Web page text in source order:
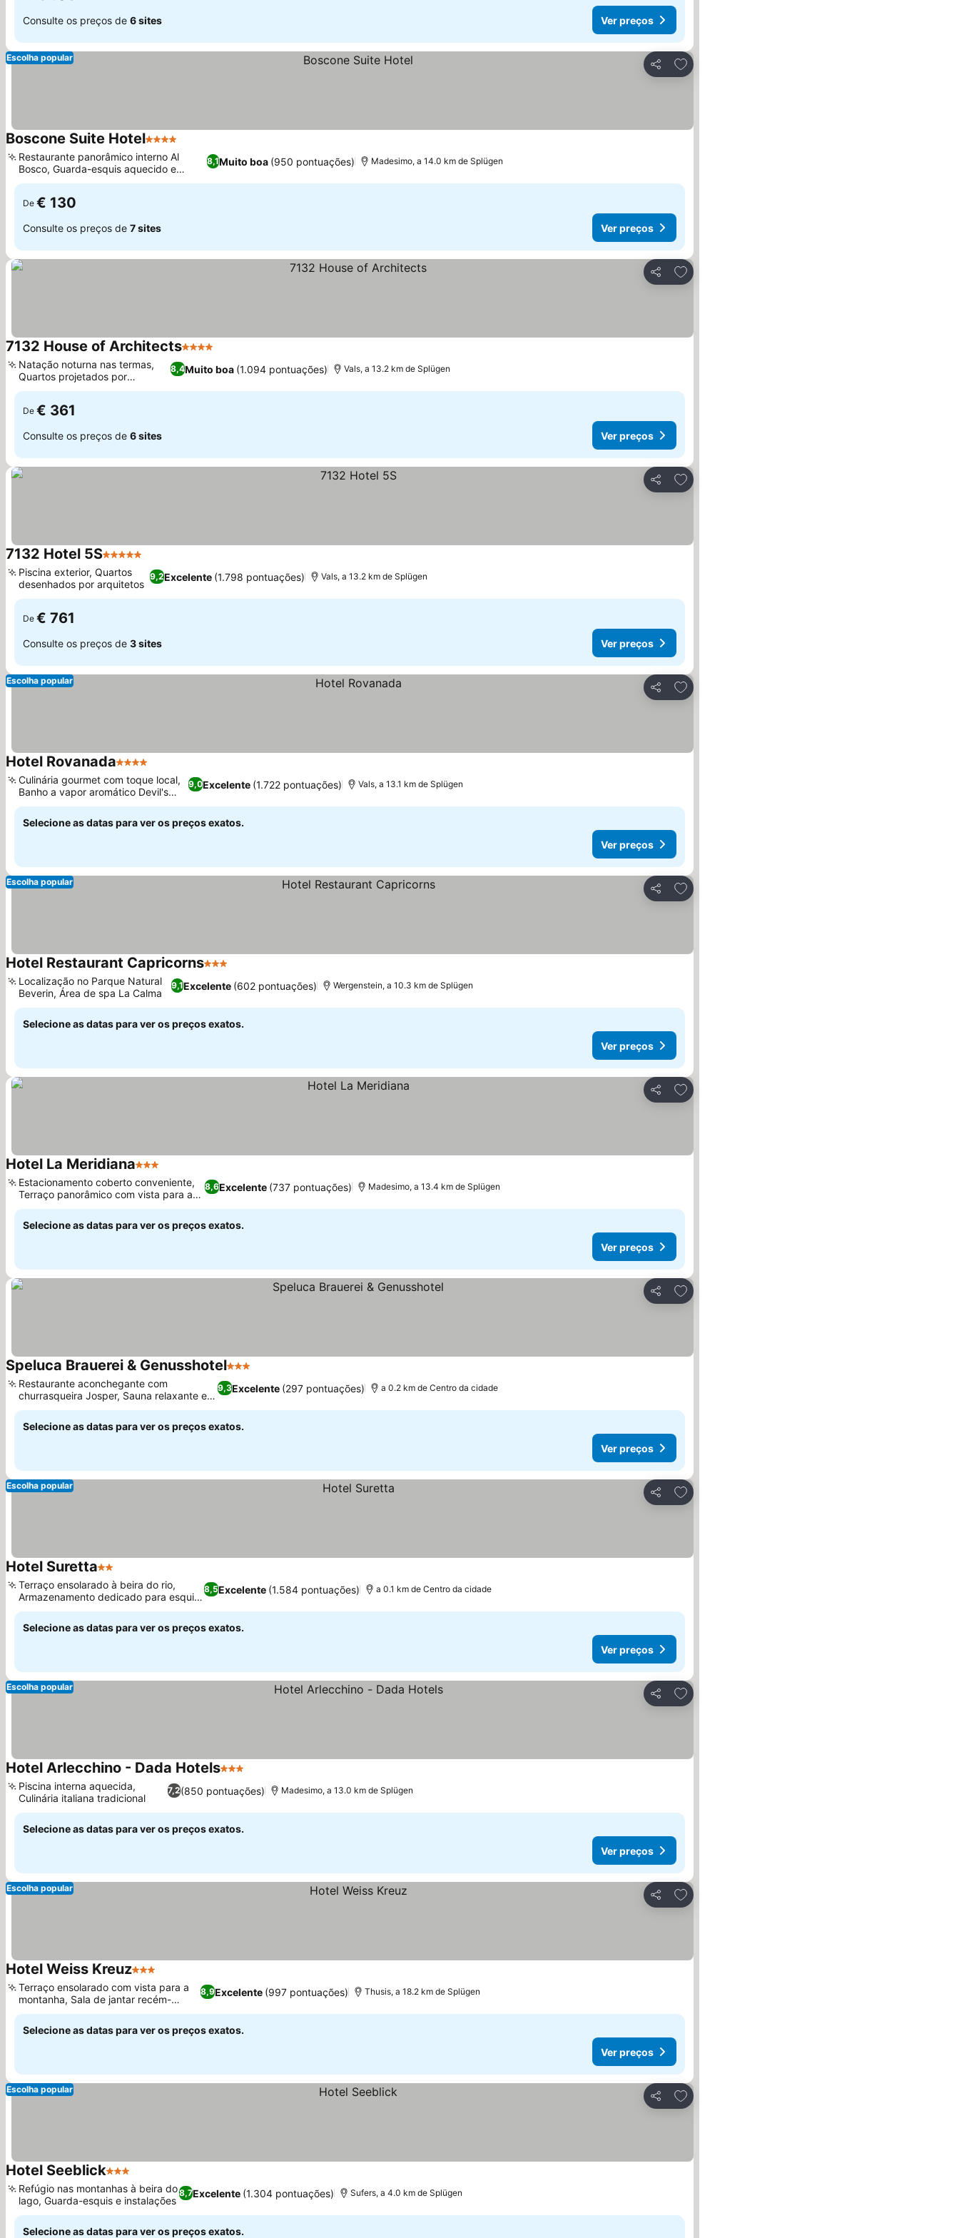
Consulte os preços de 6 sites Ver preços
Partilhar
Adicionar aos favoritos
Escolha popular
Boscone Suite Hotel4 Estrelas
8,1Muito boa (950 pontuações)
Restaurante panorâmico interno Al
Bosco, Guarda-esquis aquecido e
aluguel no local
Madesimo, a 14.0 km de Splügen
De € 130
Consulte os preços de 7 sites Ver preços
Partilhar
Adicionar aos favoritos
7132 House of Architects4 Estrelas
8,4Muito boa (1.094 pontuações)
Natação noturna nas termas,
Quartos projetados por
arquitetos
Vals, a 13.2 km de Splügen
De € 361
Consulte os preços de 6 sites Ver preços
Partilhar
Adicionar aos favoritos
7132 Hotel 5S5 Estrelas
9,2Excelente (1.798 pontuações)
Piscina exterior, Quartos
desenhados por arquitetos
Vals, a 13.2 km de Splügen
De € 761
Consulte os preços de 3 sites Ver preços
Partilhar
Adicionar aos favoritos
Escolha popular
Hotel Rovanada4 Estrelas
9,0Excelente (1.722 pontuações)
Culinária gourmet com toque local,
Banho a vapor aromático Devil's
Stone
Vals, a 13.1 km de Splügen
Selecione as datas para ver os preços exatos.
Ver preços
Partilhar
Adicionar aos favoritos
Escolha popular
Hotel Restaurant Capricorns3 Estrelas
9,1Excelente (602 pontuações)
Localização no Parque Natural
Beverin, Área de spa La Calma
Wergenstein, a 10.3 km de Splügen
Selecione as datas para ver os preços exatos.
Ver preços
Partilhar
Adicionar aos favoritos
Hotel La Meridiana3 Estrelas
8,6Excelente (737 pontuações)
Estacionamento coberto conveniente,
Terraço panorâmico com vista para as
pistas
Madesimo, a 13.4 km de Splügen
Selecione as datas para ver os preços exatos.
Ver preços
Partilhar
Adicionar aos favoritos
Speluca Brauerei & Genusshotel3 Estrelas
9,3Excelente (297 pontuações)
Restaurante aconchegante com
churrasqueira Josper, Sauna relaxante e
terraço ensolarado
a 0.2 km de Centro da cidade
Selecione as datas para ver os preços exatos.
Ver preços
Partilhar
Adicionar aos favoritos
Escolha popular
Hotel Suretta2 Estrelas
8,5Excelente (1.584 pontuações)
Terraço ensolarado à beira do rio,
Armazenamento dedicado para esquis
e bicicletas
a 0.1 km de Centro da cidade
Selecione as datas para ver os preços exatos.
Ver preços
Partilhar
Adicionar aos favoritos
Escolha popular
Hotel Arlecchino - Dada Hotels3 Estrelas
7,2(850 pontuações)
Piscina interna aquecida,
Culinária italiana tradicional
Madesimo, a 13.0 km de Splügen
Selecione as datas para ver os preços exatos.
Ver preços
Partilhar
Adicionar aos favoritos
Escolha popular
Hotel Weiss Kreuz3 Estrelas
8,9Excelente (997 pontuações)
Terraço ensolarado com vista para a
montanha, Sala de jantar recém-
reformada
Thusis, a 18.2 km de Splügen
Selecione as datas para ver os preços exatos.
Ver preços
Partilhar
Adicionar aos favoritos
Escolha popular
Hotel Seeblick3 Estrelas
8,7Excelente (1.304 pontuações)
Refúgio nas montanhas à beira do
lago, Guarda-esquis e instalações
Sufers, a 4.0 km de Splügen
Selecione as datas para ver os preços exatos.